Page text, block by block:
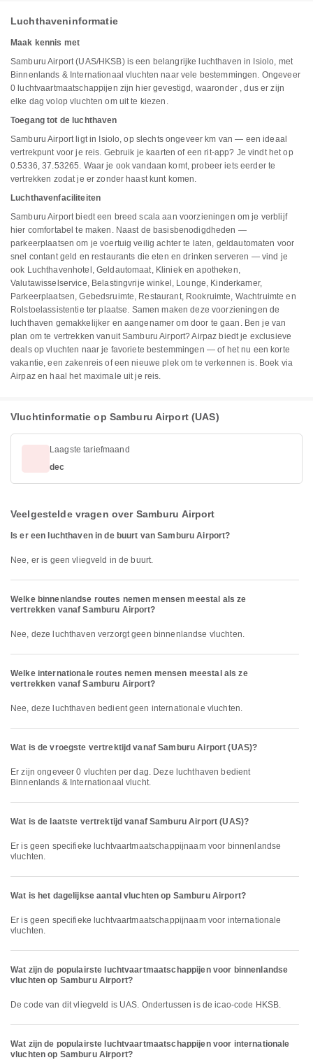
Luchthaveninformatie
Maak kennis met
Samburu Airport (UAS/HKSB) is een belangrijke luchthaven in Isiolo, met
Binnenlands & Internationaal vluchten naar vele bestemmingen. Ongeveer
0 luchtvaartmaatschappijen zijn hier gevestigd, waaronder , dus er zijn
elke dag volop vluchten om uit te kiezen.
Toegang tot de luchthaven
Samburu Airport ligt in Isiolo, op slechts ongeveer km van — een ideaal
vertrekpunt voor je reis. Gebruik je kaarten of een rit-app? Je vindt het op
0.5336, 37.53265. Waar je ook vandaan komt, probeer iets eerder te
vertrekken zodat je er zonder haast kunt komen.
Luchthavenfaciliteiten
Samburu Airport biedt een breed scala aan voorzieningen om je verblijf
hier comfortabel te maken. Naast de basisbenodigdheden —
parkeerplaatsen om je voertuig veilig achter te laten, geldautomaten voor
snel contant geld en restaurants die eten en drinken serveren — vind je
ook Luchthavenhotel, Geldautomaat, Kliniek en apotheken,
Valutawisselservice, Belastingvrije winkel, Lounge, Kinderkamer,
Parkeerplaatsen, Gebedsruimte, Restaurant, Rookruimte, Wachtruimte en
Rolstoelassistentie ter plaatse. Samen maken deze voorzieningen de
luchthaven gemakkelijker en aangenamer om door te gaan. Ben je van
plan om te vertrekken vanuit Samburu Airport? Airpaz biedt je exclusieve
deals op vluchten naar je favoriete bestemmingen — of het nu een korte
vakantie, een zakenreis of een nieuwe plek om te verkennen is. Boek via
Airpaz en haal het maximale uit je reis.
Vluchtinformatie op Samburu Airport (UAS)
Laagste tariefmaand
dec
Veelgestelde vragen over Samburu Airport
Is er een luchthaven in de buurt van Samburu Airport?
Nee, er is geen vliegveld in de buurt.
Welke binnenlandse routes nemen mensen meestal als ze
vertrekken vanaf Samburu Airport?
Nee, deze luchthaven verzorgt geen binnenlandse vluchten.
Welke internationale routes nemen mensen meestal als ze
vertrekken vanaf Samburu Airport?
Nee, deze luchthaven bedient geen internationale vluchten.
Wat is de vroegste vertrektijd vanaf Samburu Airport (UAS)?
Er zijn ongeveer 0 vluchten per dag. Deze luchthaven bedient
Binnenlands & Internationaal vlucht.
Wat is de laatste vertrektijd vanaf Samburu Airport (UAS)?
Er is geen specifieke luchtvaartmaatschappijnaam voor binnenlandse
vluchten.
Wat is het dagelijkse aantal vluchten op Samburu Airport?
Er is geen specifieke luchtvaartmaatschappijnaam voor internationale
vluchten.
Wat zijn de populairste luchtvaartmaatschappijen voor binnenlandse
vluchten op Samburu Airport?
De code van dit vliegveld is UAS. Ondertussen is de icao-code HKSB.
Wat zijn de populairste luchtvaartmaatschappijen voor internationale
vluchten op Samburu Airport?